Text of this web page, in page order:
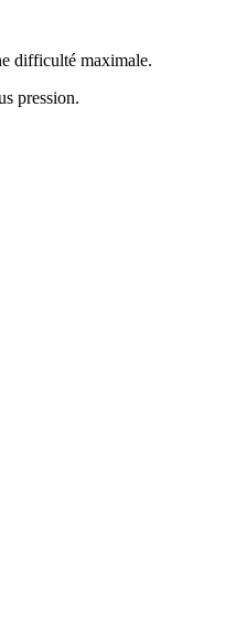
difficulté maximale.
pression.